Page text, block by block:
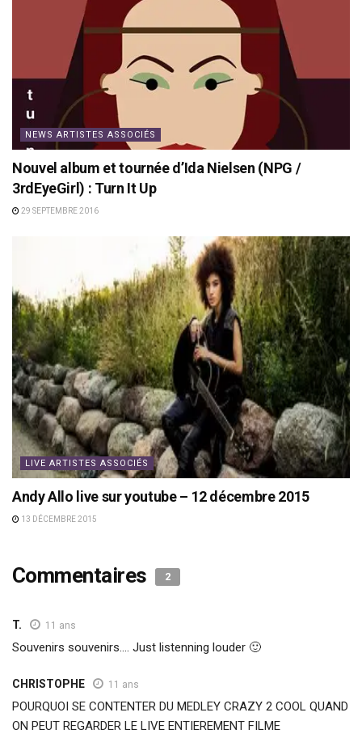
NEWS ARTISTES ASSOCIÉS
Nouvel album et tournée d’Ida Nielsen (NPG /
3rdEyeGirl) : Turn It Up
29 SEPTEMBRE 2016
LIVE ARTISTES ASSOCIÉS
Andy Allo live sur youtube – 12 décembre 2015
13 DÉCEMBRE 2015
Commentaires 2
T. 11 ans
Souvenirs souvenirs…. Just listenning louder 🙂
CHRISTOPHE 11 ans
POURQUOI SE CONTENTER DU MEDLEY CRAZY 2 COOL QUAND
ON PEUT REGARDER LE LIVE ENTIEREMENT FILME